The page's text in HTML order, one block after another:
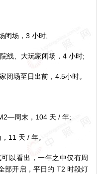
场，3 小时;
、大玩家闭场，4 小时;
场至日出前，4.5小时。
周末，104 天 / 年;
天 / 年。
以看出，一年之中仅有周
部开启，平日的 T2 时段灯